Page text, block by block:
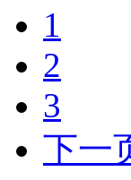
1
2
3
下一